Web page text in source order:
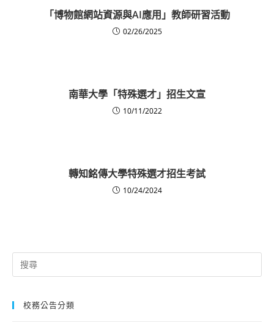
「博物館網站資源與AI應用」教師研習活動
02/26/2025
南華大學「特殊選才」招生文宣
10/11/2022
轉知銘傳大學特殊選才招生考試
10/24/2024
Search
for:
校務公告分類